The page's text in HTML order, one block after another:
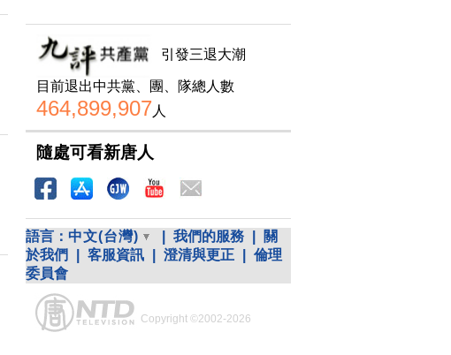
引發三退大潮
目前退出中共黨、團、隊總人數
464,899,907人
隨處可看新唐人
語言： 中文(台灣) 我們的服務
關
於我們
客服資訊 澄清與更正
倫理
委員會
Copyright ©2002-2026